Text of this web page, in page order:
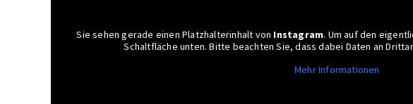
Sie sehen gerade einen Platzhalterinhalt von Instagram. Um auf den
Schaltfläche unten. Bitte beachten Sie, dass dabei Daten an
Mehr Informationen